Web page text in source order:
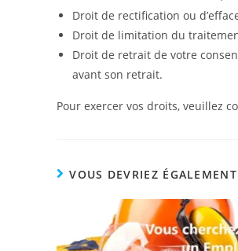
Droit de rectification ou
Droit de limitation du
Droit de retrait de votre
avant son retrait.
Pour exercer vos droits, veuillez
VOUS DEVRIEZ